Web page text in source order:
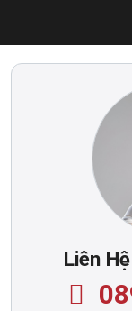
Liên